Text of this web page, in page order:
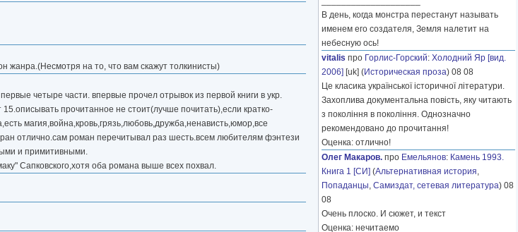
жанра.(Несмотря на то, что вам скажут толкинисты)
четыре части. впервые прочел отрывок из первой книги в укр.
прочитанное не стоит(лучше почитать),если кратко-
магия,война,кровь,грязь,любовь,дружба,ненависть,юмор,все
отлично.сам роман перечитывал раз шесть.всем любителям фэнтези
и примитивными.
Сапковского,хотя оба романа выше всех похвал.
В день, когда монстра перестанут называть
именем его создателя, Земля налетит на
небесную ось!
vitalis про Горлис-Горский: Холодний Яр [вид.
2006] [uk] (Историческая проза) 08 08
Це класика української історичної літератури.
Захоплива документальна повість, яку читають
з покоління в покоління. Однозначно
рекомендовано до прочитання!
Оценка: отлично!
Олег Макаров. про Емельянов: Камень 1993.
Книга 1 [СИ] (Альтернативная история,
Попаданцы, Самиздат, сетевая литература) 08
08
Очень плоско. И сюжет, и текст
Оценка: нечитаемо